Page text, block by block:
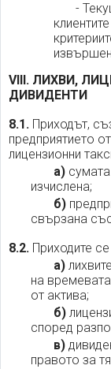
-
VIII. ЛИХВИ,
ДИВИДЕНТИ
8.1. Приходът,
предприятието
лицензионни
а)
изчислена;
б)
свързана
8.2. Приходите
а)
на
от актива;
б)
според
в)
правото за